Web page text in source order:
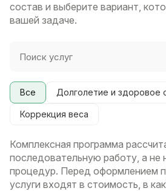
состав и выберите вариант,
вашей задаче.
Все Долголетие и здоровое
Коррекция веса
Комплексная программа
последовательную работу, а не
процедур. Перед оформлением
услуги входят в стоимость, в